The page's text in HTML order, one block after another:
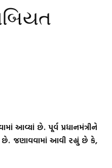
આવ્યાં છે. પૂર્વ પ્રધાનમંત્રીને
છે. જણાવવામાં આવી રહ્યું છે કે,